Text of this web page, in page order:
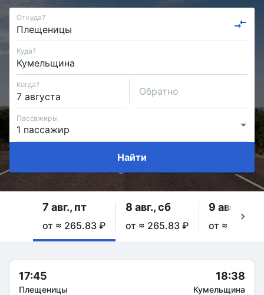
Откуда?
Куда?
Когда?
Обратно
Пассажиры
Найти
7 авг., пт
от ≈ 265.83 ₽
8 авг., сб
от ≈ 265.83 ₽
9 авг., вс
от ≈
17:45
Плещеницы
18:38
Кумельщина